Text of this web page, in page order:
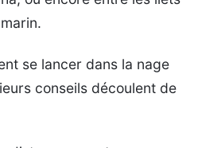
se lancer dans la nage
conseils découlent de